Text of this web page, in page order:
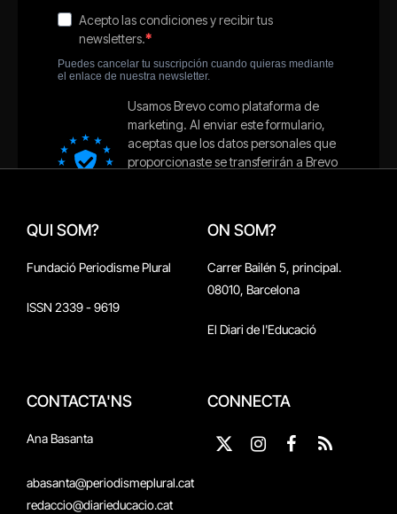
QUI SOM?
Fundació Periodisme Plural
ISSN 2339 - 9619
ON SOM?
Carrer Bailén 5, principal.
08010, Barcelona
El Diari de l'Educació
CONTACTA'NS
Ana Basanta
abasanta@periodismeplural.cat
redaccio@diarieducacio.cat
CONNECTA
X
Instagram
Facebook
RSS